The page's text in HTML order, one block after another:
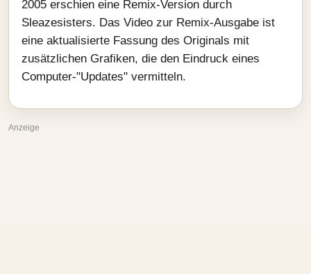
2005 erschien eine Remix-Version durch
Sleazesisters. Das Video zur Remix-Ausgabe ist
eine aktualisierte Fassung des Originals mit
zusätzlichen Grafiken, die den Eindruck eines
Computer-"Updates" vermitteln.
Anzeige